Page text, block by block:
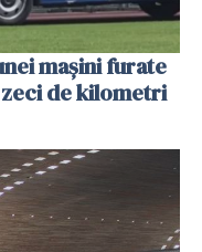
mașini furate
de kilometri